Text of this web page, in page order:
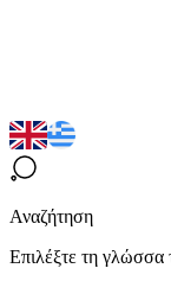
Αναζήτηση
Επιλέξτε τη γλώσσα